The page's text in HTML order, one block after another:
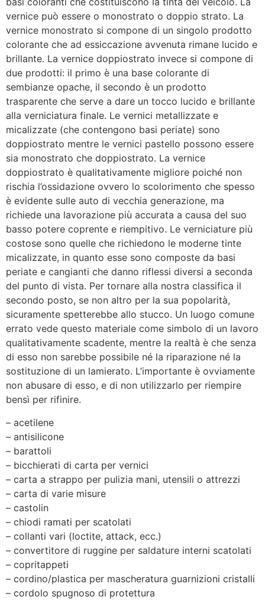
vernice può essere o monostrato o doppio strato. La
vernice monostrato si compone di un singolo prodotto
colorante che ad essiccazione avvenuta rimane lucido e
brillante. La vernice doppiostrato invece si compone di
due prodotti: il primo è una base colorante di
sembianze opache, il secondo è un prodotto
trasparente che serve a dare un tocco lucido e brillante
alla verniciatura finale. Le vernici metallizzate e
micalizzate (che contengono basi periate) sono
doppiostrato mentre le vernici pastello possono essere
sia monostrato che doppiostrato. La vernice
doppiostrato è qualitativamente migliore poiché non
rischia l’ossidazione ovvero lo scolorimento che spesso
è evidente sulle auto di vecchia generazione, ma
richiede una lavorazione più accurata a causa del suo
basso potere coprente e riempitivo. Le verniciature più
costose sono quelle che richiedono le moderne tinte
micalizzate, in quanto esse sono composte da basi
periate e cangianti che danno riflessi diversi a seconda
del punto di vista. Per tornare alla nostra classifica il
secondo posto, se non altro per la sua popolarità,
sicuramente spetterebbe allo stucco. Un luogo comune
errato vede questo materiale come simbolo di un lavoro
qualitativamente scadente, mentre la realtà è che senza
di esso non sarebbe possibile né la riparazione né la
sostituzione di un lamierato. L’importante è ovviamente
non abusare di esso, e di non utilizzarlo per riempire
bensì per rifinire.
– acetilene
– antisilicone
– barattoli
– bicchierati di carta per vernici
– carta a strappo per pulizia mani, utensili o attrezzi
– carta di varie misure
– castolin
– chiodi ramati per scatolati
– collanti vari (loctite, attack, ecc.)
– convertitore di ruggine per saldature interni scatolati
– copritappeti
– cordino/plastica per mascheratura guarnizioni cristalli
– cordolo spugnoso di protettura